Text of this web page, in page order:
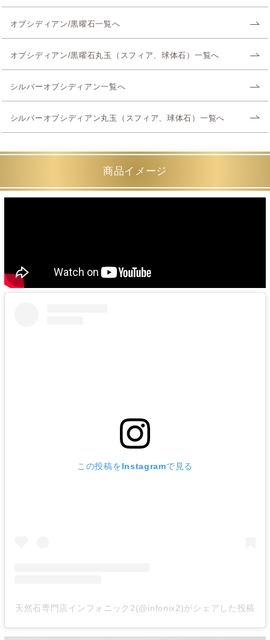
オブシディアン/黒曜石一覧へ
オブシディアン/黒曜石丸玉（スフィア、球体石）一覧へ
シルバーオブシディアン一覧へ
シルバーオブシディアン丸玉（スフィア、球体石）一覧へ
商品イメージ
この投稿をInstagramで見る
天然石専門店インフォニック2(@infonix2)がシェアした投稿